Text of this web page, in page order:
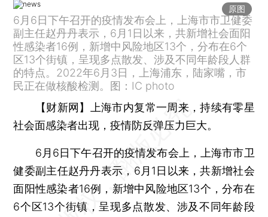
原图
6月6日下午召开的疫情发布会上，上海市市卫健委
副主任赵丹丹表示，6月1日以来，共新增社会面阳
性感染者16例，新增中风险地区13个，分布在6个
区13个街镇，呈现多点散发、涉及不同年龄段人群
的特点。2022年6月3日，上海浦东，陆家嘴，市
民正在做核酸检测。图：IC photo
【财新网】
上海市内复常一周来，持续有零星
社会面感染者出现，疫情防反弹压力巨大。
6月6日下午召开的疫情发布会上，上海市市卫
健委副主任赵丹丹表示，6月1日以来，共新增社会
面阳性感染者16例，新增中风险地区13个，分布在
6个区13个街镇，呈现多点散发、涉及不同年龄段